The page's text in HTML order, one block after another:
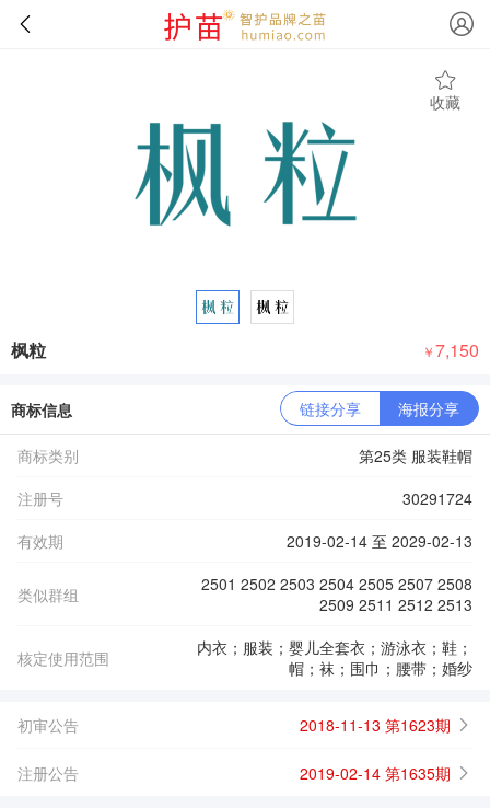
收藏
枫粒 ￥7,150
商标信息 链接分享 海报分享
商标类别
第25类 服装鞋帽
注册号
30291724
有效期
2019-02-14 至 2029-02-13
类似群组
2501 2502 2503 2504 2505 2507 2508
2509 2511 2512 2513
核定使用范围
内衣；服装；婴儿全套衣；游泳衣；鞋；
帽；袜；围巾；腰带；婚纱
初审公告 2018-11-13 第1623期
注册公告 2019-02-14 第1635期